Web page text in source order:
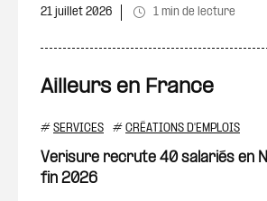
21 juillet 2026 1 min de lecture
Ailleurs en France
# SERVICES # CRÉATIONS D'EMPLOIS
Verisure recrute 40 salariés en
fin 2026